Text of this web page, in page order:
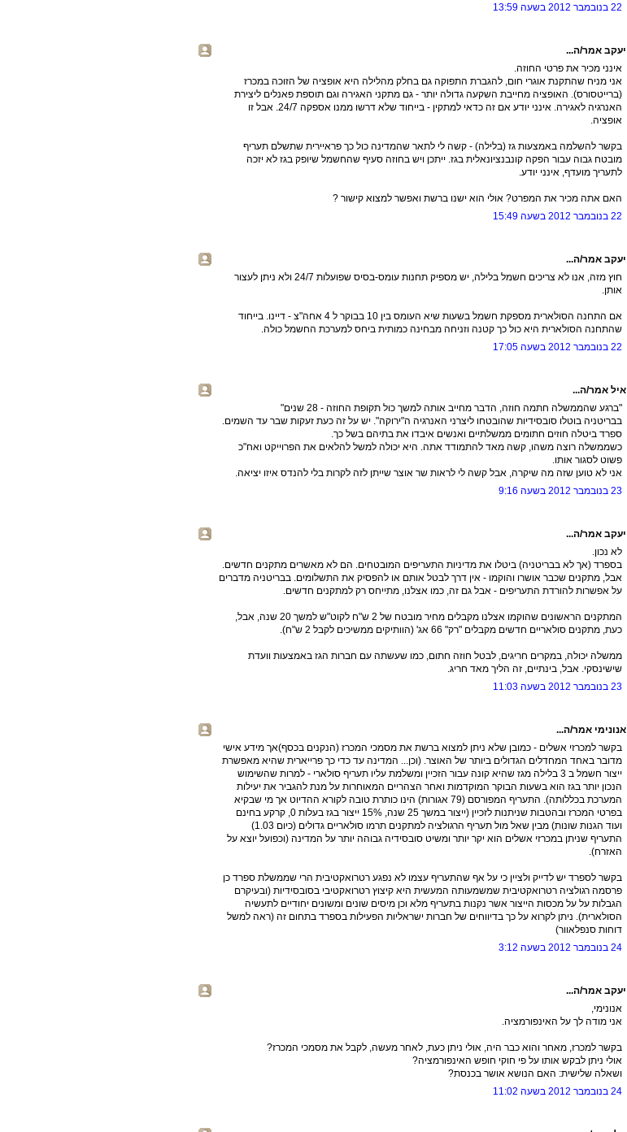
22 בנובמבר 2012 בשעה 13:59
יעקב אמר/ה...
אינני מכיר את פרטי החוזה.
אני מניח שהתקנת אוגרי חום, להגברת התפוקה גם בחלק מהלילה היא אופציה של הזוכה במכרז
(ברייטסורס). האופציה מחייבת השקעה גדולה יותר - גם מתקני האגירה וגם תוספת פאנלים ליצירת
האנרגיה לאגירה. אינני יודע אם זה כדאי למתקין - בייחוד שלא דרשו ממנו אספקה 24/7. אבל זו
אופציה.
בקשר להשלמה באמצעות גז (בלילה) - קשה לי לתאר שהמדינה כול כך פראיירית שתשלם תעריף
מובטח גבוה עבור הפקה קונבנציונאלית בגז. ייתכן ויש בחוזה סעיף שהחשמל שיופק בגז לא יזכה
לתעריך מועדף, אינני יודע.
האם אתה מכיר את המפרט? אולי הוא ישנו ברשת ואפשר למצוא קישור ?
22 בנובמבר 2012 בשעה 15:49
יעקב אמר/ה...
חוץ מזה, אנו לא צריכים חשמל בלילה, יש מספיק תחנות עומס-בסיס שפועלות 24/7 ולא ניתן לעצור
אותן.
אם התחנה הסולארית מספקת חשמל בשעות שיא העומס בין 10 בבוקר ל 4 אחה"צ - דיינו. בייחוד
שהתחנה הסולארית היא כול כך קטנה וזניחה מבחינה כמותית ביחס למערכת החשמל כולה.
22 בנובמבר 2012 בשעה 17:05
איל אמר/ה...
"ברגע שהממשלה חתמה חוזה, הדבר מחייב אותה למשך כול תקופת החוזה - 28 שנים"
בבריטניה בוטלו סובסידיות שהובטחו ליצרני האנרגיה ה"ירוקה". יש על זה כעת זעקות שבר עד השמים.
ספרד ביטלה חוזים חתומים ממשלתיים ואנשים איבדו את בתיהם בשל כך.
כשממשלה רוצה משהו, קשה מאד להתמודד אתה. היא יכולה למשל להלאים את הפרוייקט ואח"כ
פשוט לסגור אותו.
אני לא טוען שזה מה שיקרה, אבל קשה לי לראות שר אוצר שייתן לזה לקרות בלי להנדס איזו יציאה.
23 בנובמבר 2012 בשעה 9:16
יעקב אמר/ה...
לא נכון.
בספרד (אך לא בבריטניה) ביטלו את מדיניות התעריפים המובטחים. הם לא מאשרים מתקנים חדשים.
אבל, מתקנים שכבר אושרו והוקמו - אין דרך לבטל אותם או להפסיק את התשלומים. בבריטניה מדברים
על אפשרות להורדת התעריפים - אבל גם זה, כמו אצלנו, מתייחס רק למתקנים חדשים.
המתקנים הראשונים שהוקמו אצלנו מקבלים מחיר מובטח של 2 ש"ח לקוט"ש למשך 20 שנה, אבל,
כעת, מתקנים סולאריים חדשים מקבלים "רק" 66 אג' (הוותיקים ממשיכים לקבל 2 ש"ח).
ממשלה יכולה, במקרים חריגים, לבטל חוזה חתום, כמו שעשתה עם חברות הגז באמצעות וועדת
שישינסקי. אבל, בינתיים, זה הליך מאד חריג.
23 בנובמבר 2012 בשעה 11:03
אנונימי אמר/ה...
בקשר למכרזי אשלים - כמובן שלא ניתן למצוא ברשת את מסמכי המכרז (הנקנים בכסף)אך מידע אישי
מדובר באחד המחדלים הגדולים ביותר של האוצר. (וכן... המדינה עד כדי כך פרייארית שהיא מאפשרת
ייצור חשמל ב 3 בלילה מגז שהיא קונה עבור הזכיין ומשלמת עליו תעריף סולארי - למרות שהשימוש
הנכון יותר בגז הוא בשעות הבוקר המוקדמות ואחר הצהריים המאוחרות על מנת להגביר את יעילות
המערכת בכללותה). התעריף המפורסם (79 אגורות) הינו כותרת טובה לקורא ההדיוט אך מי שבקיא
בפרטי המכרז ובהטבות שניתנות לזכיין (ייצור במשך 25 שנה, 15% ייצור בגז בעלות 0, קרקע בחינם
ועוד הגנות שונות) מבין שאל מול תעריף הרגולציה למתקנים תרמו סולאריים גדולים (כיום 1.03)
התעריף שניתן במכרזי אשלים הוא יקר יותר ומשיט סובסידיה גבוהה יותר על המדינה (וכפועל יוצא על
האזרח).
בקשר לספרד יש לדייק ולציין כי על אף שהתעריף עצמו לא נפגע רטרואקטיבית הרי שממשלת ספרד כן
פרסמה רגולציה רטרואקטיבית שמשמעותה המעשית היא קיצוץ רטרואקטיבי בסובסידיות (ובעיקרם
הגבלות על על מכסות הייצור אשר נקנות בתעריף מלא וכן מיסים שונים ומשונים יחודיים לתעשיה
הסולארית). ניתן לקרוא על כך בדיווחים של חברות ישראליות הפעילות בספרד בתחום זה (ראה למשל
דוחות סנפלאוור)
24 בנובמבר 2012 בשעה 3:12
יעקב אמר/ה...
אנונימי,
אני מודה לך על האינפורמציה.
בקשר למכרז, מאחר והוא כבר היה, אולי ניתן כעת, לאחר מעשה, לקבל את מסמכי המכרז?
אולי ניתן לבקש אותו על פי חוקי חופש האינפורמציה?
ושאלה שלישית: האם הנושא אושר בכנסת?
24 בנובמבר 2012 בשעה 11:02